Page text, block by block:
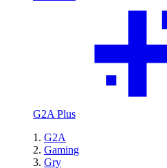
G2A Plus
G2A
Gaming
Gry